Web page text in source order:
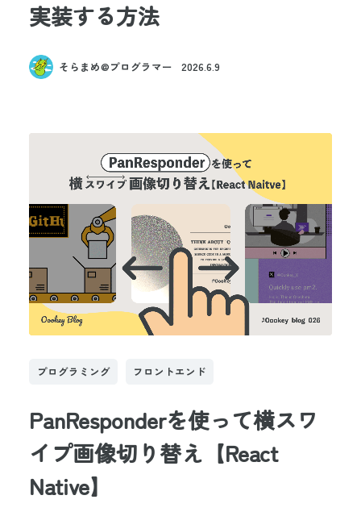
実装する方法
そらまめ@プログラマー 2026.6.9
プログラミング フロントエンド
PanResponderを使って横スワ
イプ画像切り替え【React
Native】